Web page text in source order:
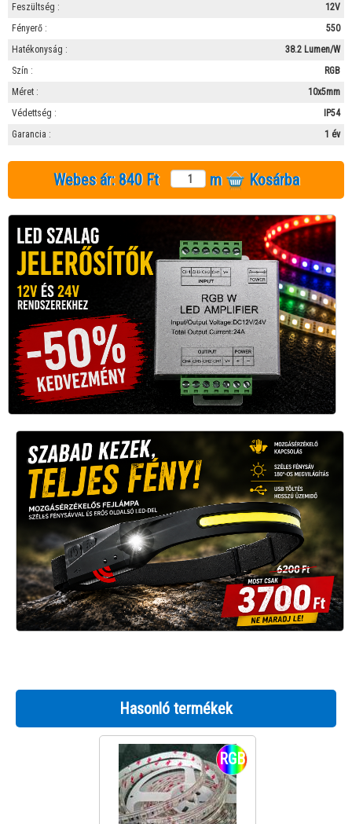
Feszültség :
12V
Fényerő :
550
Hatékonyság :
38.2 Lumen/W
Szín :
RGB
Méret :
10x5mm
Védettség :
IP54
Garancia :
1 év
Webes ár: 840 Ft m Kosárba
Hasonló termékek
RGB